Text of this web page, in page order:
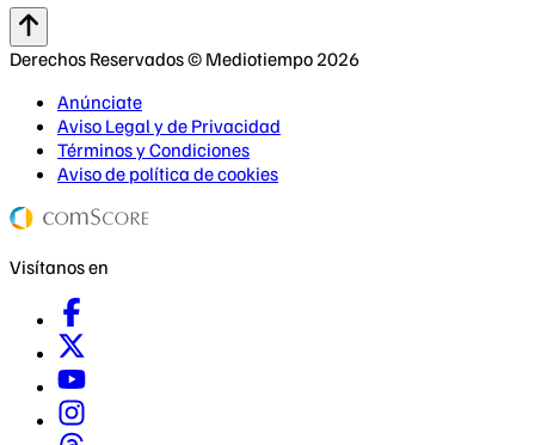
Derechos Reservados © Mediotiempo 2026
Anúnciate
Aviso Legal y de Privacidad
Términos y Condiciones
Aviso de política de cookies
Visítanos en